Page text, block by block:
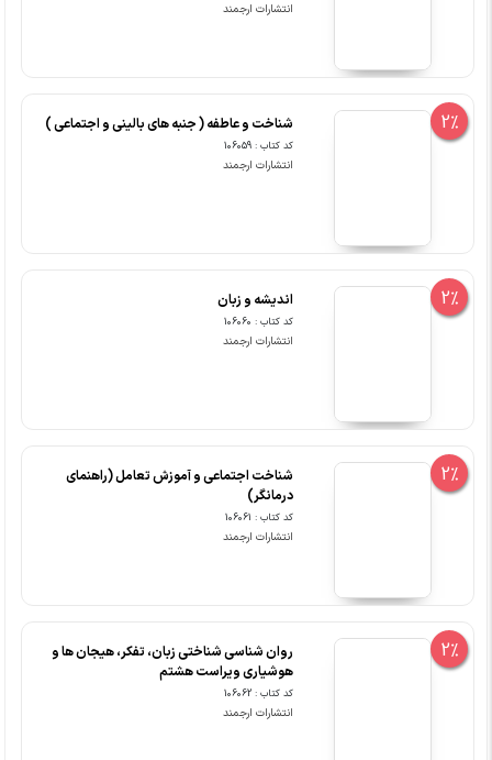
انتشارات ارجمند
2% شناخت و عاطفه ( جنبه های بالینی و اجتماعی )
کد کتاب : 106059
انتشارات ارجمند
2% اندیشه و زبان
کد کتاب : 106060
انتشارات ارجمند
2%
شناخت اجتماعی و آموزش تعامل (راهنمای
درمانگر)
کد کتاب : 106061
انتشارات ارجمند
2%
روان شناسی شناختی زبان، تفکر، هیجان ها و
هوشیاری ویراست هشتم
کد کتاب : 106062
انتشارات ارجمند